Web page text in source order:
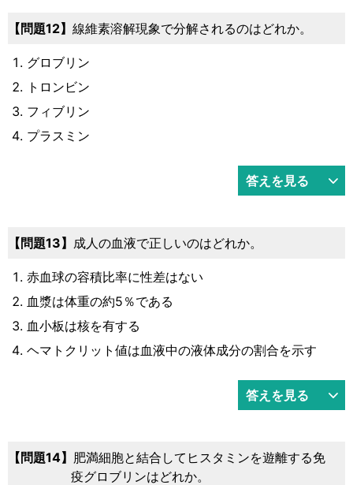
12 線維素溶解現象で分解されるのはどれか。
グロブリン
トロンビン
フィブリン
プラスミン
答えを見る
13 成人の血液で正しいのはどれか。
赤血球の容積比率に性差はない
血漿は体重の約5％である
血小板は核を有する
ヘマトクリット値は血液中の液体成分の割合を示す
答えを見る
14
肥満細胞と結合してヒスタミンを遊離する免
疫グロブリンはどれか。